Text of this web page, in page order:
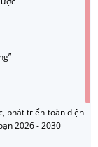
phát triển toàn diện
2026 - 2030